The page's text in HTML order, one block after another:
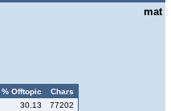
mat
% Offtopic
Chars
30.13
77202